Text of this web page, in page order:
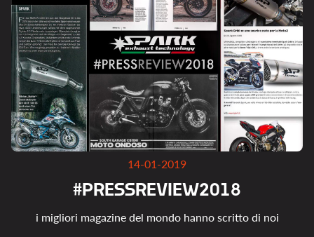
14-01-2019
#PRESSREVIEW2018
i migliori magazine del mondo hanno scritto di noi